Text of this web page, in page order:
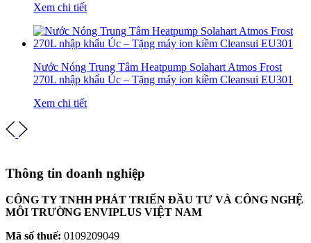
Xem chi tiết
Nước Nóng Trung Tâm Heatpump Solahart Atmos Frost
270L nhập khẩu Úc – Tặng máy ion kiềm Cleansui EU301
Xem chi tiết
Thông tin doanh nghiệp
CÔNG TY TNHH PHÁT TRIỂN ĐẦU TƯ VÀ CÔNG NGHỆ
MÔI TRƯỜNG ENVIPLUS VIỆT NAM
Mã số thuế: 0109209049